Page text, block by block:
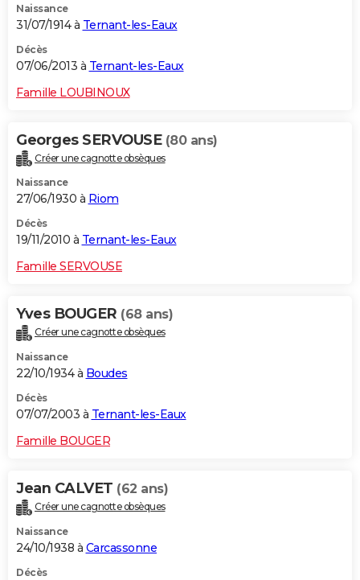
Naissance
31/07/1914 à Ternant-les-Eaux
Décès
07/06/2013 à Ternant-les-Eaux
Famille LOUBINOUX
Georges SERVOUSE (80 ans)
Créer une cagnotte obsèques
Naissance
27/06/1930 à Riom
Décès
19/11/2010 à Ternant-les-Eaux
Famille SERVOUSE
Yves BOUGER (68 ans)
Créer une cagnotte obsèques
Naissance
22/10/1934 à Boudes
Décès
07/07/2003 à Ternant-les-Eaux
Famille BOUGER
Jean CALVET (62 ans)
Créer une cagnotte obsèques
Naissance
24/10/1938 à Carcassonne
Décès